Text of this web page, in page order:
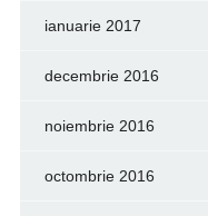
ianuarie 2017
decembrie 2016
noiembrie 2016
octombrie 2016